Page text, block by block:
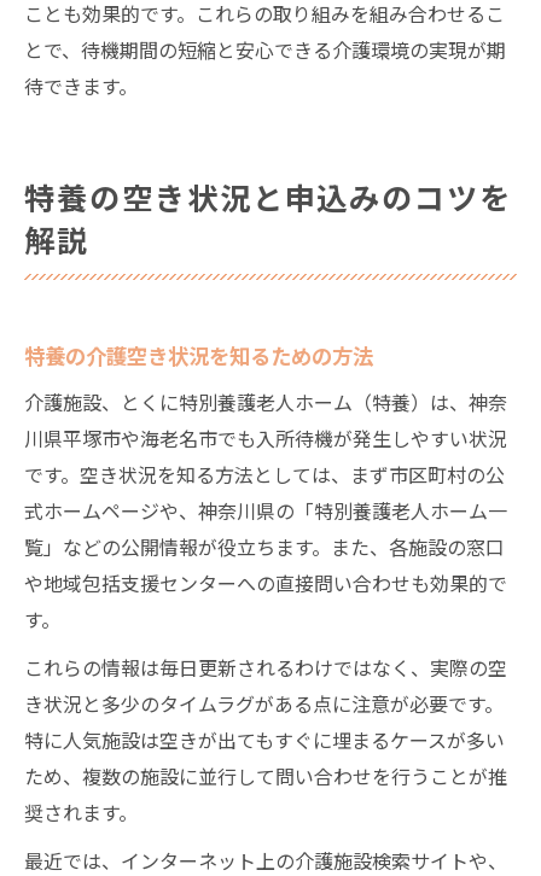
ことも効果的です。これらの取り組みを組み合わせるこ
とで、待機期間の短縮と安心できる介護環境の実現が期
待できます。
特養の空き状況と申込みのコツを
解説
特養の介護空き状況を知るための方法
介護施設、とくに特別養護老人ホーム（特養）は、神奈
川県平塚市や海老名市でも入所待機が発生しやすい状況
です。空き状況を知る方法としては、まず市区町村の公
式ホームページや、神奈川県の「特別養護老人ホーム一
覧」などの公開情報が役立ちます。また、各施設の窓口
や地域包括支援センターへの直接問い合わせも効果的で
す。
これらの情報は毎日更新されるわけではなく、実際の空
き状況と多少のタイムラグがある点に注意が必要です。
特に人気施設は空きが出てもすぐに埋まるケースが多い
ため、複数の施設に並行して問い合わせを行うことが推
奨されます。
最近では、インターネット上の介護施設検索サイトや、